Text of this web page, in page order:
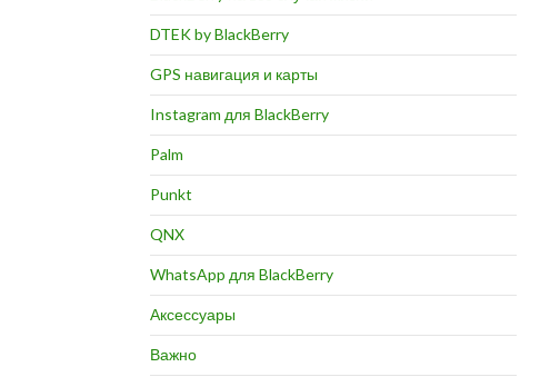
DTEK by BlackBerry
GPS навигация и карты
Instagram для BlackBerry
Palm
Punkt
QNX
WhatsApp для BlackBerry
Аксессуары
Важно